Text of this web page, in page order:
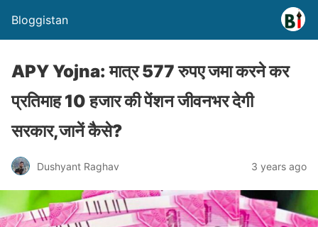
Bloggistan
APY Yojna: मात्र 577 रुपए जमा करने कर
प्रतिमाह 10 हजार की पेंशन जीवनभर देगी
सरकार,जानें कैसे?
Dushyant Raghav 3 years ago